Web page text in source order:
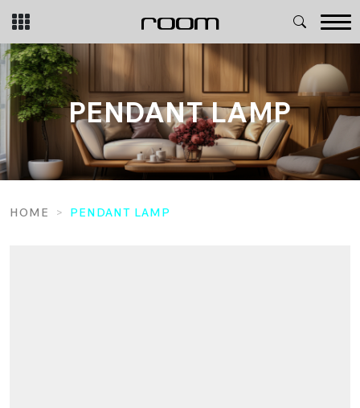
Skip
content
PENDANT LAMP
HOME PENDANT LAMP